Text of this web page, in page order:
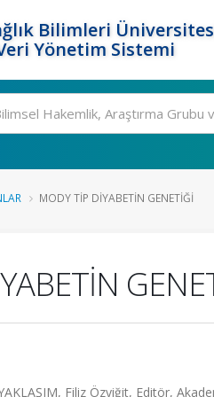
Bilimleri
Yönetim Sistemi
MODY TİP DİYABETİN GENETİĞİ
Filiz Özyiğit, Editör,